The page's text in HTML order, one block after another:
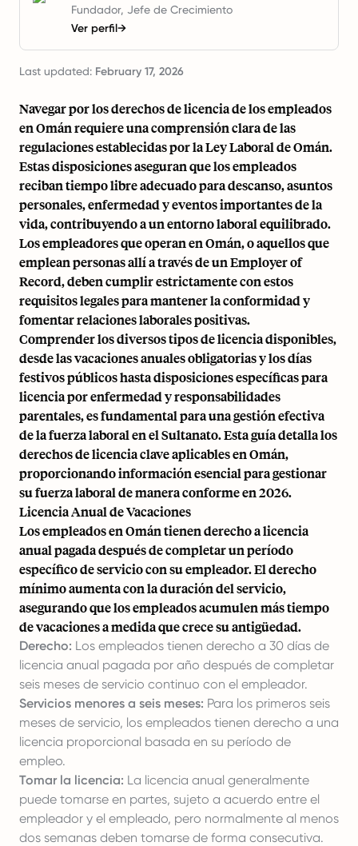
Fundador, Jefe de Crecimiento
Ver perfil→
Last updated: February 17, 2026
Navegar por los derechos de licencia de los empleados
en Omán requiere una comprensión clara de las
regulaciones establecidas por la Ley Laboral de Omán.
Estas disposiciones aseguran que los empleados
reciban tiempo libre adecuado para descanso, asuntos
personales, enfermedad y eventos importantes de la
vida, contribuyendo a un entorno laboral equilibrado.
Los empleadores que operan en Omán, o aquellos que
emplean personas allí a través de un Employer of
Record, deben cumplir estrictamente con estos
requisitos legales para mantener la conformidad y
fomentar relaciones laborales positivas.
Comprender los diversos tipos de licencia disponibles,
desde las vacaciones anuales obligatorias y los días
festivos públicos hasta disposiciones específicas para
licencia por enfermedad y responsabilidades
parentales, es fundamental para una gestión efectiva
de la fuerza laboral en el Sultanato. Esta guía detalla los
derechos de licencia clave aplicables en Omán,
proporcionando información esencial para gestionar
su fuerza laboral de manera conforme en 2026.
Licencia Anual de Vacaciones
Los empleados en Omán tienen derecho a licencia
anual pagada después de completar un período
específico de servicio con su empleador. El derecho
mínimo aumenta con la duración del servicio,
asegurando que los empleados acumulen más tiempo
de vacaciones a medida que crece su antigüedad.
Derecho: Los empleados tienen derecho a 30 días de
licencia anual pagada por año después de completar
seis meses de servicio continuo con el empleador.
Servicios menores a seis meses: Para los primeros seis
meses de servicio, los empleados tienen derecho a una
licencia proporcional basada en su período de
empleo.
Tomar la licencia: La licencia anual generalmente
puede tomarse en partes, sujeto a acuerdo entre el
empleador y el empleado, pero normalmente al menos
dos semanas deben tomarse de forma consecutiva.